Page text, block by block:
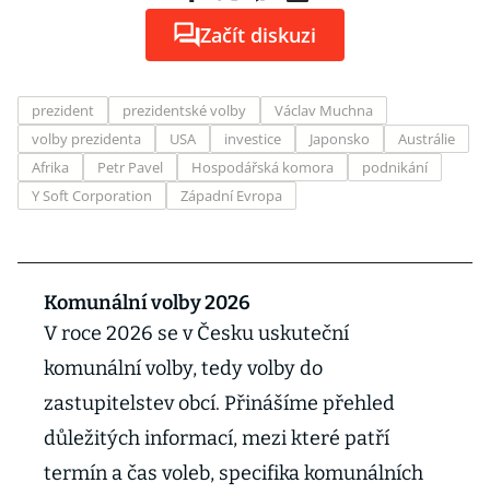
Začít diskuzi
prezident prezidentské volby
Václav Muchna
volby prezidenta
USA investice Japonsko
Austrálie
Afrika
Petr Pavel Hospodářská komora
podnikání
Y Soft Corporation
Západní Evropa
Komunální volby 2026
V roce 2026 se v Česku uskuteční
komunální volby, tedy volby do
zastupitelstev obcí. Přinášíme přehled
důležitých informací, mezi které patří
termín a čas voleb, specifika komunálních